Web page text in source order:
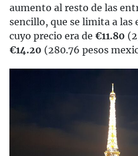
aumento al resto de las
sencillo, que se limita a las
cuyo precio era de €11.80
€14.20 (280.76 pesos